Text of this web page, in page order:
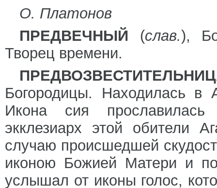
О. Платонов
ПРЕДВЕЧНЫЙ (слав.),
Творец времени.
Богородицы. Находилась в
Икона сия
экклезиарх этой обители
случаю происшедшей
иконою Божией Матери и
услышал от иконы голос,